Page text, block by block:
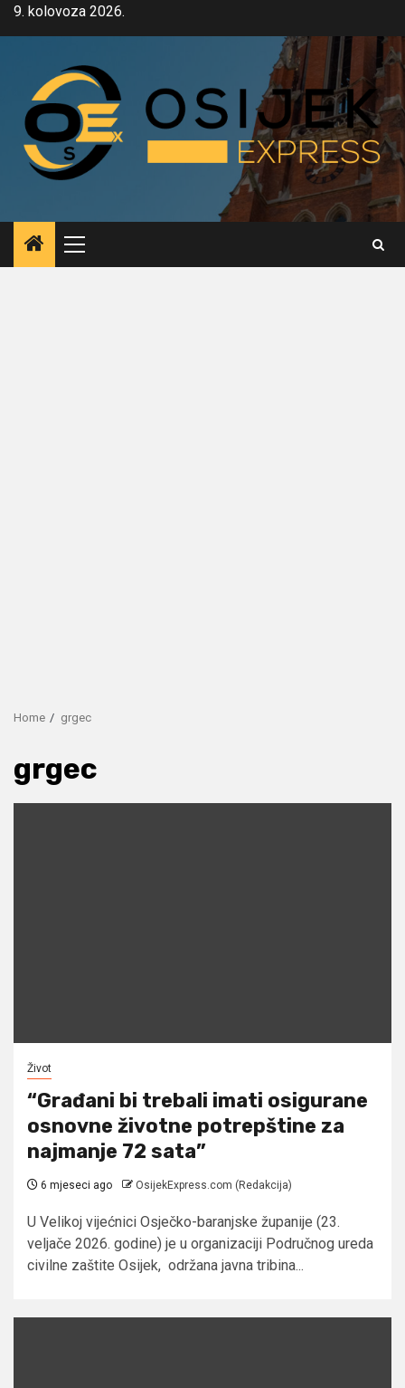
Skip9. kolovoza 2026.
Primary
Menu
Home grgec
grgec
Život
“Građani bi trebali imati osigurane
osnovne životne potrepštine za
najmanje 72 sata”
6 mjeseci ago OsijekExpress.com (Redakcija)
U Velikoj vijećnici Osječko-baranjske županije (23.
veljače 2026. godine) je u organizaciji Područnog ureda
civilne zaštite Osijek, održana javna tribina...